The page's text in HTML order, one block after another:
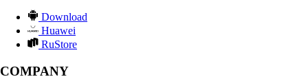
Download
Huawei
RuStore
COMPANY